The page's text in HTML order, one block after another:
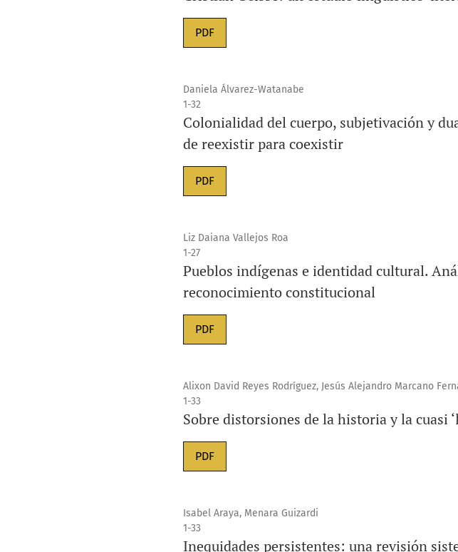
PDF
Daniela Álvarez-Watanabe
1-32
Colonialidad del cuerpo, subjetivación y
de reexistir para coexistir
PDF
Liz Daiana Vallejos Roa
1-27
Pueblos indígenas e identidad cultural.
reconocimiento constitucional
PDF
Alixon David Reyes Rodríguez, Jesús Alejandro Marcano
1-33
Sobre distorsiones de la historia y la cuasi
PDF
Isabel Araya, Menara Guizardi
1-33
Inequidades persistentes: una revisión